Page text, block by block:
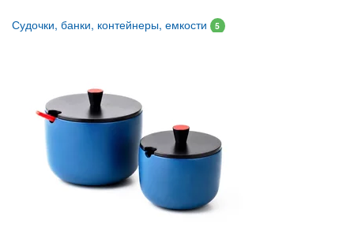
Судочки, банки, контейнеры, емкости 5